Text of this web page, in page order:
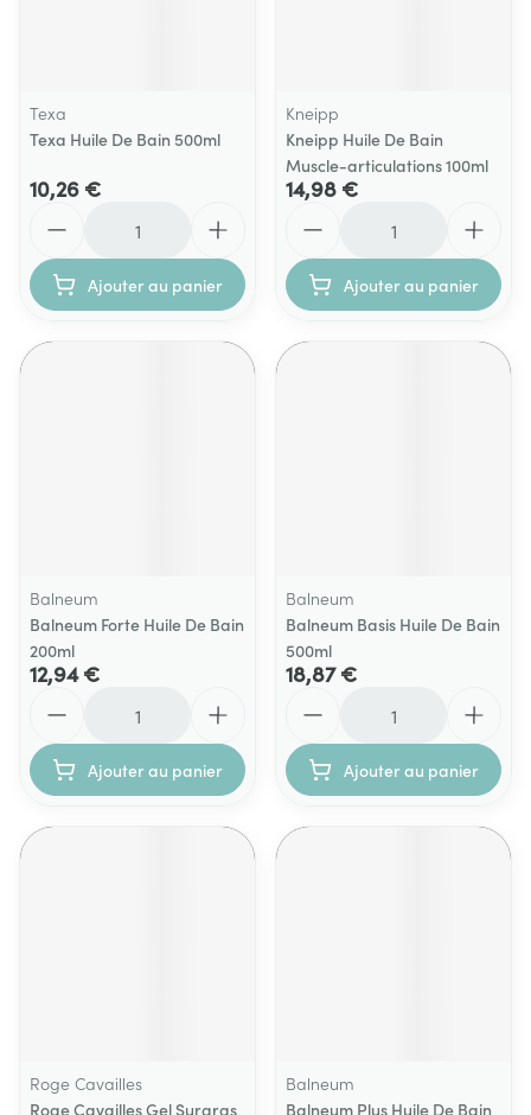
Texa
Texa Huile De Bain 500ml
10,26 €
Ajouter au panier
Kneipp
Kneipp Huile De Bain
Muscle-articulations 100ml
14,98 €
Ajouter au panier
Balneum
Balneum Forte Huile De Bain
200ml
12,94 €
Ajouter au panier
Balneum
Balneum Basis Huile De Bain
500ml
18,87 €
Ajouter au panier
Roge Cavailles
Roge Cavailles Gel Surgras
Balneum
Balneum Plus Huile De Bain